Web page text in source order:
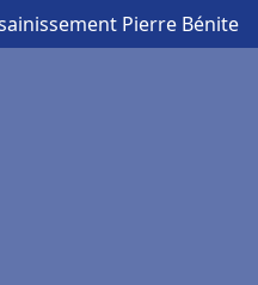
Pierre Bénite